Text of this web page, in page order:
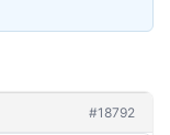
#18792